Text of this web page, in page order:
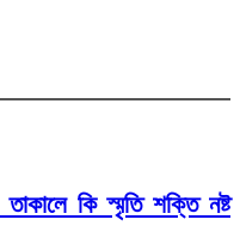
তাকালে কি স্মৃতি শক্তি নষ্ট